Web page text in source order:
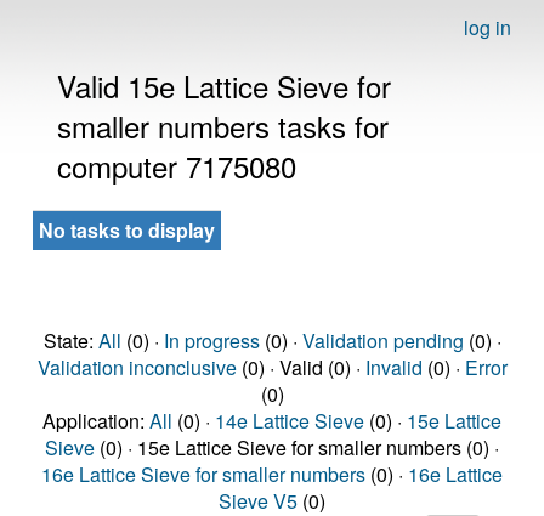
log in
Valid 15e Lattice Sieve for
smaller numbers tasks for
computer 7175080
No tasks to display
State: All (0) · In progress(0) · Validation pending (0) ·
Validation inconclusive(0) · Valid (0) · Invalid (0) · Error
(0)
Application: All (0) · 14e Lattice Sieve (0) · 15e Lattice
Sieve (0) · 15e Lattice Sieve for smaller numbers (0) ·
16e Lattice Sieve for smaller numbers (0) · 16e Lattice
Sieve V5 (0)